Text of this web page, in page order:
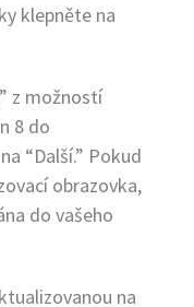
klepněte na
z možností
8 do
“Další.” Pokud
obrazovka,
do vašeho
na